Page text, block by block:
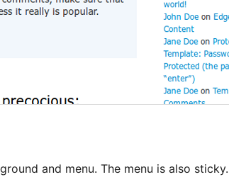
and menu. The menu is also sticky.